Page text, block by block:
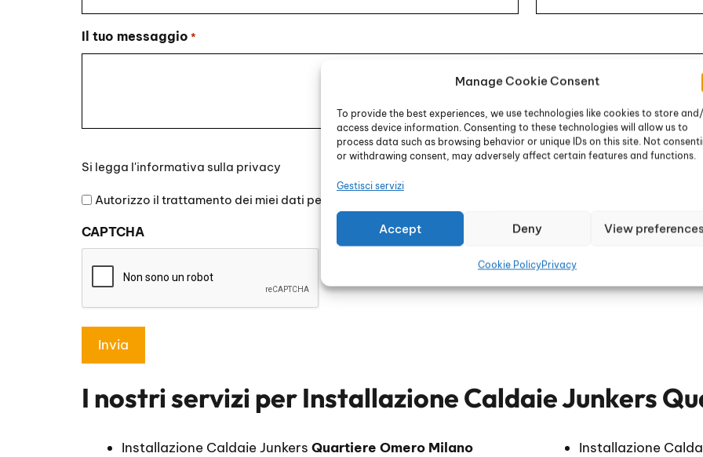
Manage Cookie Consent
To provide the best experiences, we use technologies like cookies to store
access device information. Consenting to these technologies will allow us to
process data such as browsing behavior or unique IDs on this site. Not
or withdrawing consent, may adversely affect certain features and functions.
Gestisci servizi
Accept Deny View preferences
Cookie PolicyPrivacy
Il tuo messaggio *
legga
l'informativa
privacy
Si legga l'informativa sulla privacy
Autorizzo il trattamento dei miei dati personali
CAPTCHA
I nostri servizi perInstallazione Caldaie Junkers
Installazione Caldaie Junkers Quartiere Omero Milano
Installazione